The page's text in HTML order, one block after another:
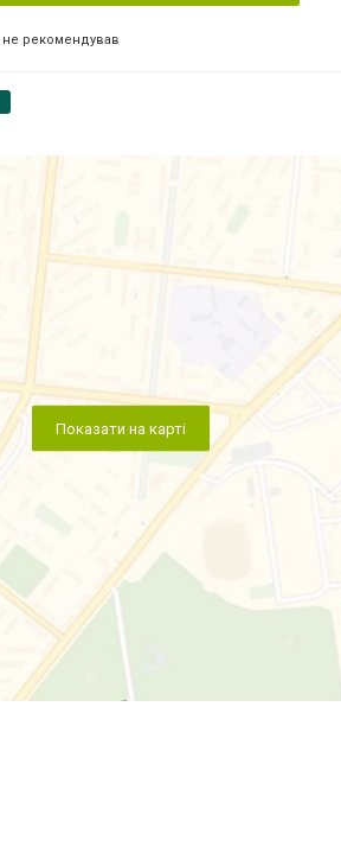
не рекомендував
Показати на карті